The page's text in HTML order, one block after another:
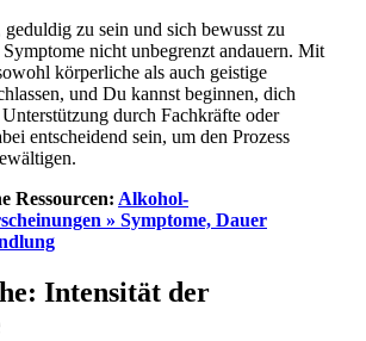
zu sein und sich bewusst zu
Symptome nicht unbegrenzt andauern. Mit
körperliche als auch geistige
und Du kannst beginnen, dich
durch Fachkräfte oder
entscheidend sein, um den Prozess
Ressourcen: Alkohol-
» Symptome, Dauer
Intensität der